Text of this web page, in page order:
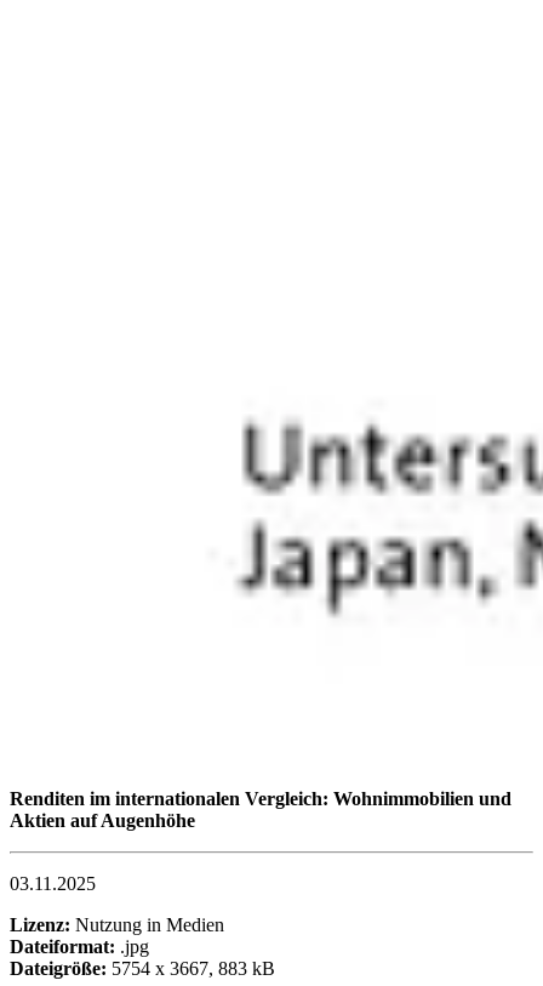
Renditen im internationalen Vergleich: Wohnimmobilien und
Aktien auf Augenhöhe
03.11.2025
Lizenz: Nutzung in Medien
Dateiformat: .jpg
Dateigröße: 5754 x 3667, 883 kB